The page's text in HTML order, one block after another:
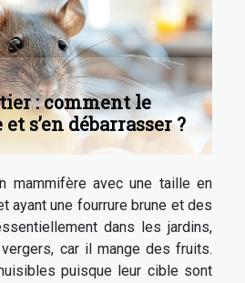
: comment le
s’en débarrasser ?
mammifère avec une taille en
ayant une fourrure brune et des
dans les jardins,
car il mange des fruits.
puisque leur cible sont